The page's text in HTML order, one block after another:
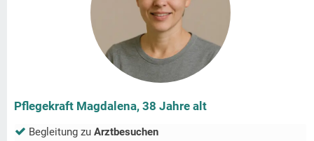
Pflegekraft Magdalena, 38 Jahre alt
Begleitung zu Arztbesuchen